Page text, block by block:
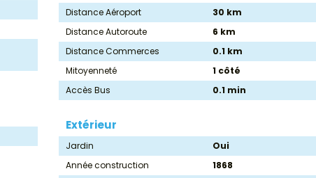
Distance Aéroport
30 km
Distance Autoroute
6 km
Distance Commerces
0.1 km
Mitoyenneté
1 côté
Accès Bus
0.1 min
Extérieur
Jardin
Oui
Année construction
1868